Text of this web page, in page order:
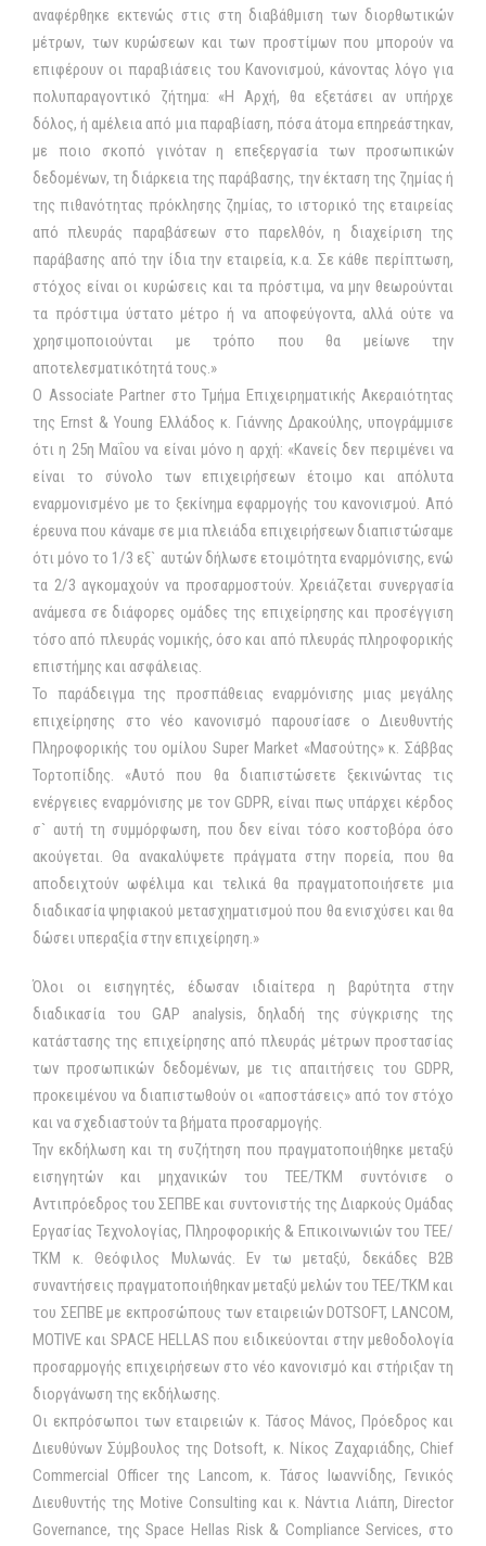
αναφέρθηκε εκτενώς στις στη διαβάθμιση των διορθωτικών
μέτρων, των κυρώσεων και των προστίμων που μπορούν να
επιφέρουν οι παραβιάσεις του Κανονισμού, κάνοντας λόγο για
πολυπαραγοντικό ζήτημα: «Η Αρχή, θα εξετάσει αν υπήρχε
δόλος, ή αμέλεια από μια παραβίαση, πόσα άτομα επηρεάστηκαν,
με ποιο σκοπό γινόταν η επεξεργασία των προσωπικών
δεδομένων, τη διάρκεια της παράβασης, την έκταση της ζημίας ή
της πιθανότητας πρόκλησης ζημίας, το ιστορικό της εταιρείας
από πλευράς παραβάσεων στο παρελθόν, η διαχείριση της
παράβασης από την ίδια την εταιρεία, κ.α. Σε κάθε περίπτωση,
στόχος είναι οι κυρώσεις και τα πρόστιμα, να μην θεωρούνται
τα πρόστιμα ύστατο μέτρο ή να αποφεύγοντα, αλλά ούτε να
χρησιμοποιούνται με τρόπο που θα μείωνε την
αποτελεσματικότητά τους.»
Ο Associate Partner στο Τμήμα Επιχειρηματικής Ακεραιότητας
της Ernst & Young Ελλάδος κ. Γιάννης Δρακούλης, υπογράμμισε
ότι η 25η Μαΐου να είναι μόνο η αρχή: «Κανείς δεν περιμένει να
είναι το σύνολο των επιχειρήσεων έτοιμο και απόλυτα
εναρμονισμένο με το ξεκίνημα εφαρμογής του κανονισμού. Από
έρευνα που κάναμε σε μια πλειάδα επιχειρήσεων διαπιστώσαμε
ότι μόνο το 1/3 εξ` αυτών δήλωσε ετοιμότητα εναρμόνισης, ενώ
τα 2/3 αγκομαχούν να προσαρμοστούν. Χρειάζεται συνεργασία
ανάμεσα σε διάφορες ομάδες της επιχείρησης και προσέγγιση
τόσο από πλευράς νομικής, όσο και από πλευράς πληροφορικής
επιστήμης και ασφάλειας.
Το παράδειγμα της προσπάθειας εναρμόνισης μιας μεγάλης
επιχείρησης στο νέο κανονισμό παρουσίασε ο Διευθυντής
Πληροφορικής του ομίλου Super Market «Μασούτης» κ. Σάββας
Τορτοπίδης. «Αυτό που θα διαπιστώσετε ξεκινώντας τις
ενέργειες εναρμόνισης με τον GDPR, είναι πως υπάρχει κέρδος
σ` αυτή τη συμμόρφωση, που δεν είναι τόσο κοστοβόρα όσο
ακούγεται. Θα ανακαλύψετε πράγματα στην πορεία, που θα
αποδειχτούν ωφέλιμα και τελικά θα πραγματοποιήσετε μια
διαδικασία ψηφιακού μετασχηματισμού που θα ενισχύσει και θα
δώσει υπεραξία στην επιχείρηση.»
Όλοι οι εισηγητές, έδωσαν ιδιαίτερα η βαρύτητα στην
διαδικασία του GAP analysis, δηλαδή της σύγκρισης της
κατάστασης της επιχείρησης από πλευράς μέτρων προστασίας
των προσωπικών δεδομένων, με τις απαιτήσεις του GDPR,
προκειμένου να διαπιστωθούν οι «αποστάσεις» από τον στόχο
και να σχεδιαστούν τα βήματα προσαρμογής.
Την εκδήλωση και τη συζήτηση που πραγματοποιήθηκε μεταξύ
εισηγητών και μηχανικών του ΤΕΕ/ΤΚΜ συντόνισε ο
Αντιπρόεδρος του ΣΕΠΒΕ και συντονιστής της Διαρκούς Ομάδας
Εργασίας Τεχνολογίας, Πληροφορικής & Επικοινωνιών του ΤΕΕ/
ΤΚΜ κ. Θεόφιλος Μυλωνάς. Εν τω μεταξύ, δεκάδες B2B
συναντήσεις πραγματοποιήθηκαν μεταξύ μελών του ΤΕΕ/ΤΚΜ και
του ΣΕΠΒΕ με εκπροσώπους των εταιρειών DOTSOFT, LANCOM,
MOTIVE και SPACE HELLAS που ειδικεύονται στην μεθοδολογία
προσαρμογής επιχειρήσεων στο νέο κανονισμό και στήριξαν τη
διοργάνωση της εκδήλωσης.
Οι εκπρόσωποι των εταιρειών κ. Τάσος Μάνος, Πρόεδρος και
Διευθύνων Σύμβουλος της Dotsoft, κ. Νίκος Ζαχαριάδης, Chief
Commercial Officer της Lancom, κ. Τάσος Ιωαννίδης, Γενικός
Διευθυντής της Motive Consulting και κ. Νάντια Λιάπη, Director
Governance, της Space Hellas Risk & Compliance Services, στο